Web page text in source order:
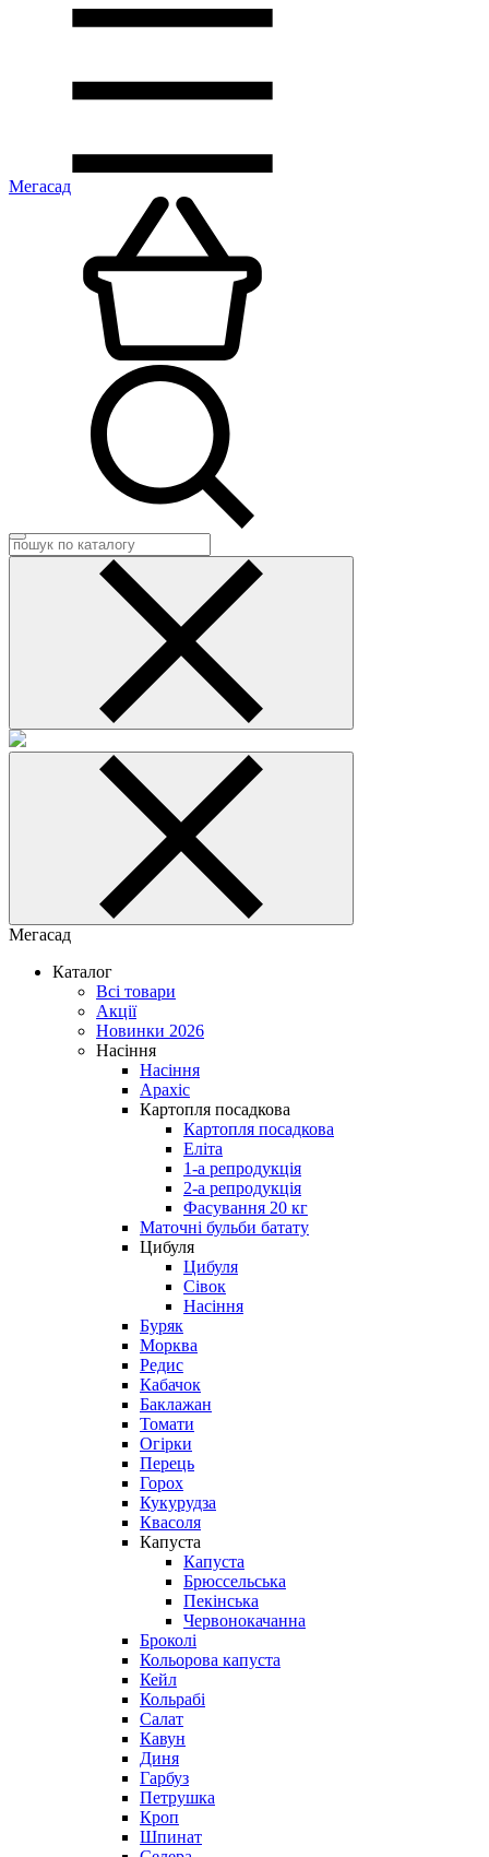
Мегасад
Мегасад
Каталог
Всі товари
Акції
Новинки 2026
Насіння
Насіння
Арахіс
Картопля посадкова
Картопля посадкова
Еліта
1-а репродукція
2-а репродукція
Фасування 20 кг
Маточні бульби батату
Цибуля
Цибуля
Сівок
Насіння
Буряк
Морква
Редис
Кабачок
Баклажан
Томати
Огірки
Перець
Горох
Кукурудза
Квасоля
Капуста
Капуста
Брюссельська
Пекінська
Червонокачанна
Броколі
Кольорова капуста
Кейл
Кольрабі
Салат
Кавун
Диня
Гарбуз
Петрушка
Кроп
Шпинат